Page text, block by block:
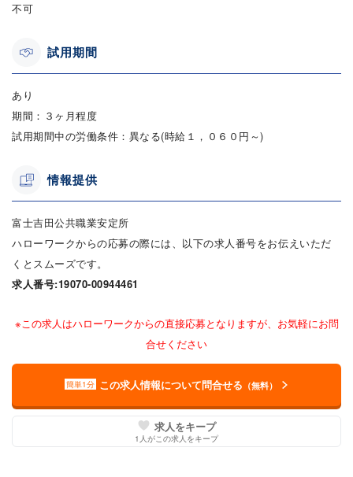
不可
試用期間
あり
期間：３ヶ月程度
試用期間中の労働条件：異なる(時給１，０６０円～)
情報提供
富士吉田公共職業安定所
ハローワークからの応募の際には、以下の求人番号をお伝えいただ
くとスムーズです。
求人番号:19070-00944461
※この求人はハローワークからの直接応募となりますが、お気軽にお問
合せください
簡単1分 この求人情報について問合せる （無料）
求人をキープ
1 人がこの求人をキープ